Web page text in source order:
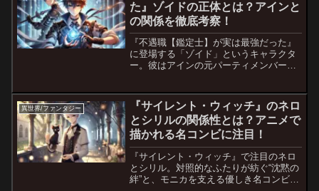
た』ゾイドの正体とは？アインと
の関係を徹底考察！
『不遇職【鑑定士】が実は最強だった』
に登場する「ゾイド」というキャラクタ
ー。彼はアインの元パーティメンバーで
が進むにつれてゾイドの背景や真意が
徐々に明らかになってきま...
異世界/ファンタジー
『サイレント・ウィッチ』のネロ
とシリルの関係性とは？アニメで
描かれる名コンビに注目！
『サイレント・ウィッチ』で注目のネロ
とシリル。対照的なふたりが紡ぐ“沈黙の
絆”と、モニカを支える優しき名コンビの